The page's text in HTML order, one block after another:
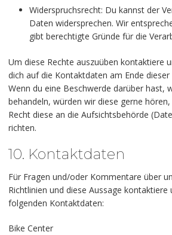
Widerspruchsrecht: Du kannst der
Daten widersprechen. Wir
gibt berechtigte Gründe für die
Um diese Rechte auszuüben kontaktiere
dich auf die Kontaktdaten am Ende dieser
Wenn du eine Beschwerde darüber hast,
behandeln, würden wir diese gerne
Recht diese an die Aufsichtsbehörde
richten.
10. Kontaktdaten
Für Fragen und/oder Kommentare über
Richtlinien und diese Aussage
folgenden Kontaktdaten:
Bike Center